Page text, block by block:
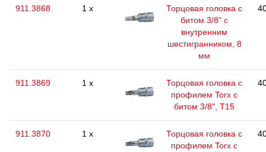
911.3868 1 x
Торцовая головка с
битом 3/8" с
внутренним
шестигранником, 8
мм
911.3869 1 x
Торцовая головка с
профилем Torx с
битом 3/8", T15
911.3870 1 x
Торцовая головка с
профилем Torx с